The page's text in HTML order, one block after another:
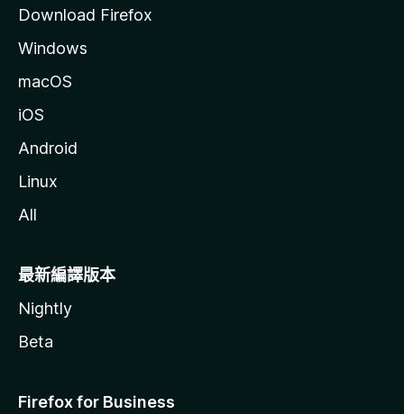
Download Firefox
Windows
macOS
iOS
Android
Linux
All
最新編譯版本
Nightly
Beta
Firefox for Business